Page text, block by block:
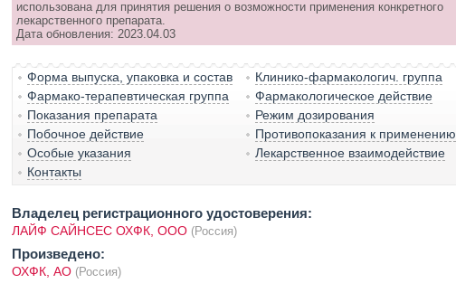
использована для принятия решения о возможности применения конкретного
лекарственного препарата.
Дата обновления: 2023.04.03
Форма выпуска, упаковка и состав
Клинико-фармакологич. группа
Фармако-терапевтическая группа
Фармакологическое действие
Показания препарата
Режим дозирования
Побочное действие
Противопоказания к применению
Особые указания
Лекарственное взаимодействие
Контакты
Владелец регистрационного удостоверения:
ЛАЙФ САЙНСЕС ОХФК, ООО (Россия)
Произведено:
ОХФК, АО (Россия)